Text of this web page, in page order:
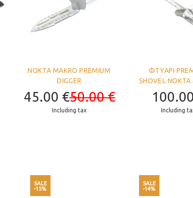
NOKTA MAKRO PREMIUM
DIGGER
45.00 €50.00€
Including tax
ΦΤΥΆΡΙ
SHOVEL NOKTA
100.00
Including
SALE
-15%
SALE
-14%